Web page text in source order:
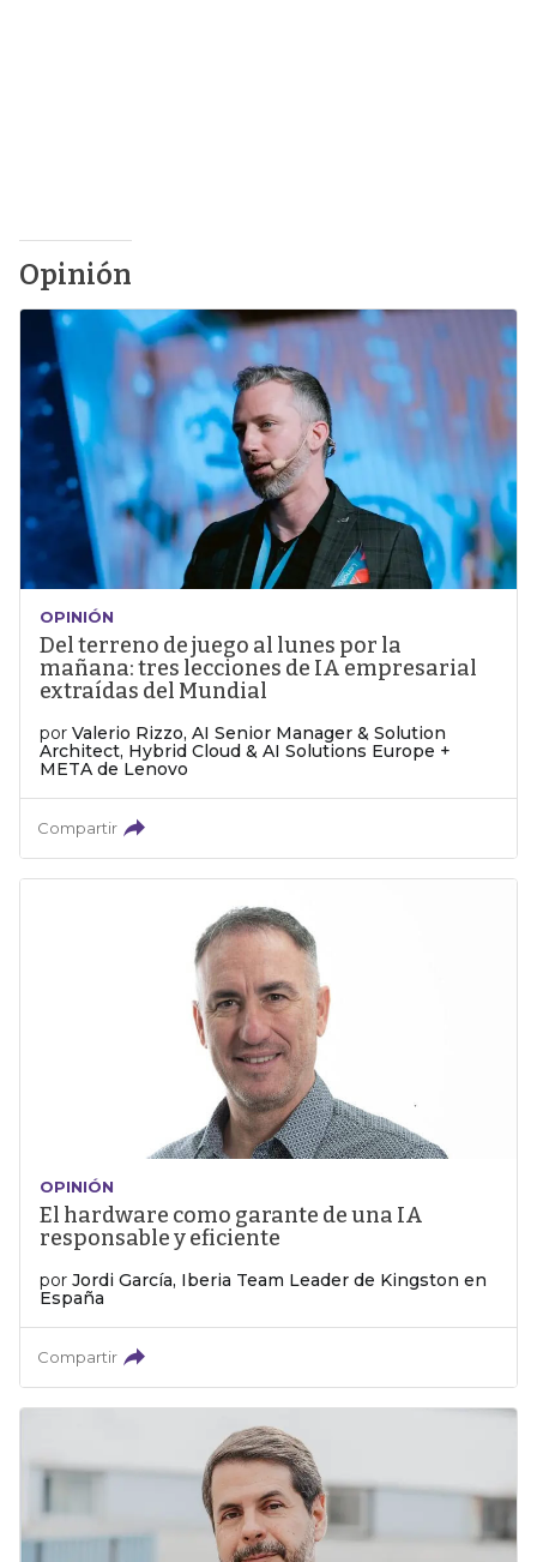
Opinión
OPINIÓN
Del terreno de juego al lunes por la
mañana: tres lecciones de IA empresarial
extraídas del Mundial
por Valerio Rizzo, AI Senior Manager & Solution
Architect, Hybrid Cloud & AI Solutions Europe +
META de Lenovo
Compartir
OPINIÓN
El hardware como garante de una IA
responsable y eficiente
por Jordi García, Iberia Team Leader de Kingston en
España
Compartir